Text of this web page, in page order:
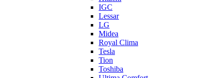
IGC
Lessar
LG
Midea
Royal Clima
Tesla
Tion
Toshiba